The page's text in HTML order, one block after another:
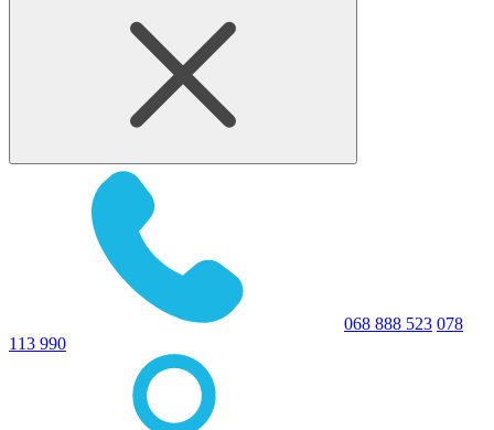
068 888 523 078
113 990